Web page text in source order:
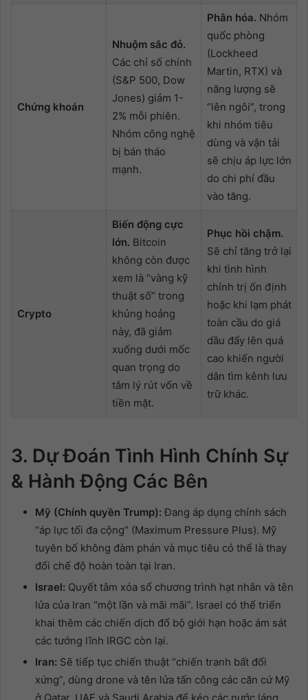
Chứng khoán
Nhuộm sắc đỏ.
Các chỉ số chính
(S&P 500, Dow
Jones) giảm 1-
2% mỗi phiên.
Nhóm công nghệ
bị bán tháo
mạnh.
Phân hóa. Nhóm
quốc phòng
(Lockheed
Martin, RTX) và
năng lượng sẽ
“lên ngôi”, trong
khi nhóm tiêu
dùng và vận tải
sẽ chịu áp lực lớn
do chi phí đầu
vào tăng.
Crypto
Biến động cực
lớn. Bitcoin
không còn được
xem là “vàng kỹ
thuật số” trong
khủng hoảng
này, đã giảm
xuống dưới mốc
quan trọng do
tâm lý rút vốn về
tiền mặt.
Phục hồi chậm.
Sẽ chỉ tăng trở lại
khi tình hình
chính trị ổn định
hoặc khi lạm phát
toàn cầu do giá
dầu đẩy lên quá
cao khiến người
dân tìm kênh lưu
trữ khác.
3. Dự Đoán Tình Hình Chính Sự
& Hành Động Các Bên
Mỹ (Chính quyền Trump): Đang áp dụng chính sách
“áp lực tối đa cộng” (Maximum Pressure Plus). Mỹ
tuyên bố không đàm phán và mục tiêu có thể là thay
đổi chế độ hoàn toàn tại Iran.
Israel: Quyết tâm xóa sổ chương trình hạt nhân và tên
lửa của Iran “một lần và mãi mãi”. Israel có thể triển
khai thêm các chiến dịch đổ bộ giới hạn hoặc ám sát
các tướng lĩnh IRGC còn lại.
Iran: Sẽ tiếp tục chiến thuật “chiến tranh bất đối
xứng”, dùng drone và tên lửa tấn công các căn cứ Mỹ
ở Qatar, UAE và Saudi Arabia để kéo các nước láng